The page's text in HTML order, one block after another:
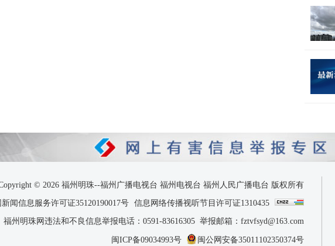
© 2026 福州明珠--福州广播电视台 福州电视台 福州人民广播电台 版权所有
闻信息服务许可证35120190017号 信息网络传播视听节目许可证1310435
福州明珠网违法和不良信息举报电话：0591-83616305 举报邮箱：fztvfsyd@163.com
闽ICP备09034993号
闽公网安备35011102350374号